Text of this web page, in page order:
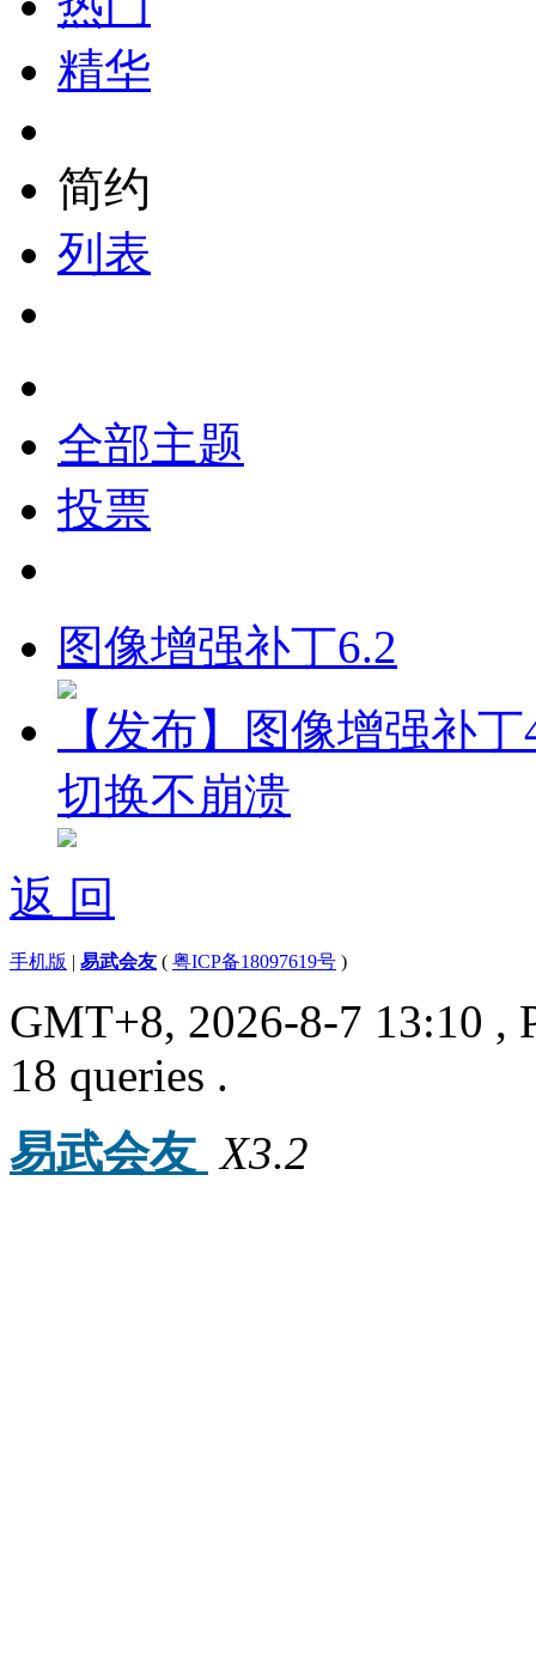
精华
简约
列表
全部主题
投票
图像增强补丁6.2
【发布】图像增强补
切换不崩溃
返 回
手机版 | 易武会友 ( 粤ICP备18097619号 )
GMT+8, 2026-8-7 13:10 ,
18 queries .
易武会友 X3.2